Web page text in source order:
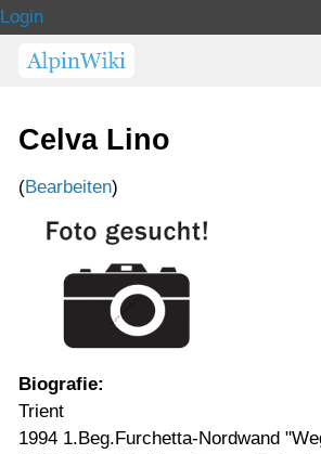
Login
Celva Lino
(Bearbeiten)
Biografie:
Trient
1994 1.Beg.Furchetta-Nordwand